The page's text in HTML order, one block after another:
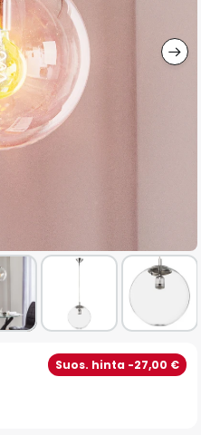
Suos. hinta -27,00 €